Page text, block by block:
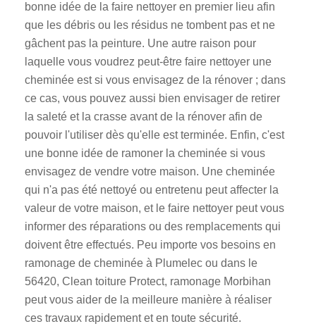
bonne idée de la faire nettoyer en premier lieu afin
que les débris ou les résidus ne tombent pas et ne
gâchent pas la peinture. Une autre raison pour
laquelle vous voudrez peut-être faire nettoyer une
cheminée est si vous envisagez de la rénover ; dans
ce cas, vous pouvez aussi bien envisager de retirer
la saleté et la crasse avant de la rénover afin de
pouvoir l'utiliser dès qu'elle est terminée. Enfin, c'est
une bonne idée de ramoner la cheminée si vous
envisagez de vendre votre maison. Une cheminée
qui n'a pas été nettoyé ou entretenu peut affecter la
valeur de votre maison, et le faire nettoyer peut vous
informer des réparations ou des remplacements qui
doivent être effectués. Peu importe vos besoins en
ramonage de cheminée à Plumelec ou dans le
56420, Clean toiture Protect, ramonage Morbihan
peut vous aider de la meilleure manière à réaliser
ces travaux rapidement et en toute sécurité.